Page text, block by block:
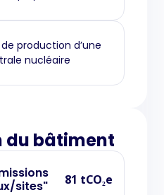
production d’une
nucléaire
du bâtiment
sites"
81 tCO₂e